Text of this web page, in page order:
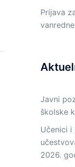
Prijava
Javni
školske
Učenici i
2026.